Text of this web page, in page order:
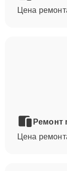
Цена
Ремонт
Цена